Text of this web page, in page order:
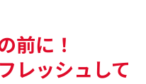
前に！
レッシュして